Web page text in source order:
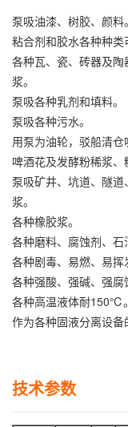
泵吸油漆、树胶、颜料
粘合剂和胶水各种种类
各种瓦、瓷、砖器及
浆。
泵吸各种乳剂和填料。
泵吸各种污水。
用泵为油轮，驳船清仓
啤酒花及发酵粉稀浆、
泵吸矿井、坑道、隧
浆。
各种橡胶浆。
各种磨料、腐蚀剂、石
各种剧毒、易燃、易挥
各种强酸、强碱、强腐
各种高温液体耐150℃。
作为各种固液分离设备
技术参数 免